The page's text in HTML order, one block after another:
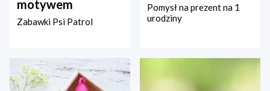
motywem
Zabawki Psi Patrol
Pomysł na prezent na 1
urodziny